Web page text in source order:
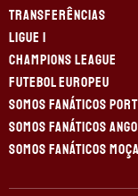
TRANSFERÊNCIAS
LIGUE 1
CHAMPIONS LEAGUE
FUTEBOL EUROPEU
SOMOS FANÁTICOS
SOMOS FANÁTICOS
SOMOS FANÁTICOS